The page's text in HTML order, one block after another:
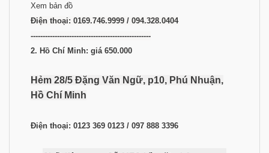
Xem bản đồ
Điện thoại: 0169.746.9999 / 094.328.0404
--------------------------------------------------
2. Hồ Chí Minh: giá 650.000
Hẻm 28/5 Đặng Văn Ngữ, p10, Phú Nhuận,
Hồ Chí Minh
Điện thoại: 0123 369 0123 / 097 888 3396